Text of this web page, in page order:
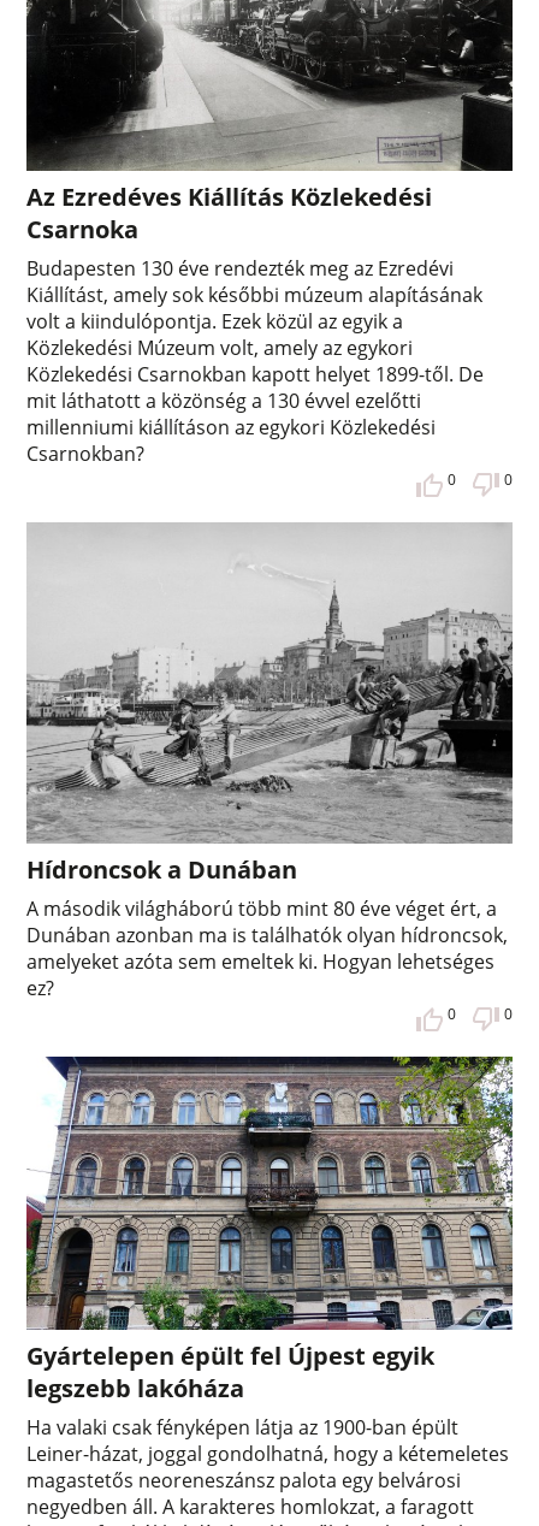
Az Ezredéves Kiállítás Közlekedési
Csarnoka
Budapesten 130 éve rendezték meg az Ezredévi
Kiállítást, amely sok későbbi múzeum alapításának
volt a kiindulópontja. Ezek közül az egyik a
Közlekedési Múzeum volt, amely az egykori
Közlekedési Csarnokban kapott helyet 1899-től. De
mit láthatott a közönség a 130 évvel ezelőtti
millenniumi kiállításon az egykori Közlekedési
Csarnokban?
0 0
Hídroncsok a Dunában
A második világháború több mint 80 éve véget ért, a
Dunában azonban ma is találhatók olyan hídroncsok,
amelyeket azóta sem emeltek ki. Hogyan lehetséges
ez?
0 0
Gyártelepen épült fel Újpest egyik
legszebb lakóháza
Ha valaki csak fényképen látja az 1900-ban épült
Leiner-házat, joggal gondolhatná, hogy a kétemeletes
magastetős neoreneszánsz palota egy belvárosi
negyedben áll. A karakteres homlokzat, a faragott